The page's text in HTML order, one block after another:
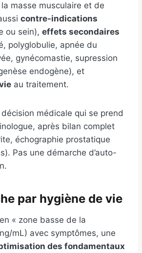
la masse musculaire et de
contre-indications
ou sein), effets secondaires
polyglobulie, apnée du
gynécomastie, supression
endogène), et
au traitement.
médicale qui se prend
après bilan complet
échographie prostatique
Pas une démarche d’auto-
par hygiène de vie
« zone basse de la
mL) avec symptômes, une
des fondamentaux